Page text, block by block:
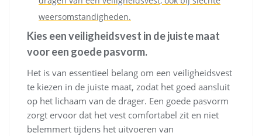
weersomstandigheden.
Kies een veiligheidsvest in de juiste maat
voor een goede pasvorm.
Het is van essentieel belang om een veiligheidsvest
te kiezen in de juiste maat, zodat het goed aansluit
op het lichaam van de drager. Een goede pasvorm
zorgt ervoor dat het vest comfortabel zit en niet
belemmert tijdens het uitvoeren van